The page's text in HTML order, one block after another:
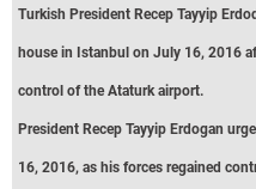
Turkish President Recep Tayyip
house in Istanbul on July 16, 2016
control of the Ataturk airport.
President Recep Tayyip Erdogan
16, 2016, as his forces regained